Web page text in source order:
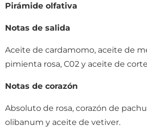
Pirámide olfativa
Notas de salida
Aceite de cardamomo, aceite de
pimienta rosa, C02 y aceite de
Notas de corazón
Absoluto de rosa, corazón de
olibanum y aceite de vetiver.